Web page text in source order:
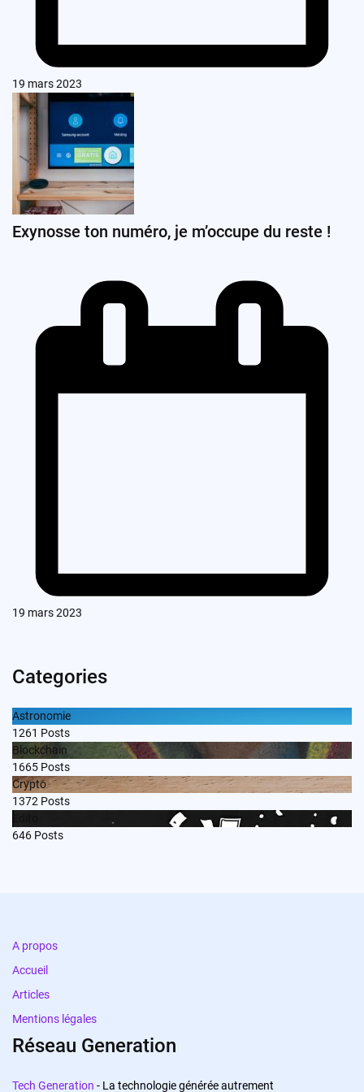
19 mars 2023
Exynosse ton numéro, je m’occupe du reste !
19 mars 2023
Categories
Astronomie
1261 Posts
Blockchain
1665 Posts
Crypto
1372 Posts
646 Posts
A propos
Accueil
Articles
Mentions légales
Réseau Generation
Tech Generation - La technologie générée autrement